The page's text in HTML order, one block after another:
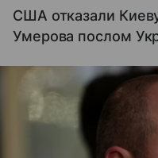
США отказали
Умерова послом